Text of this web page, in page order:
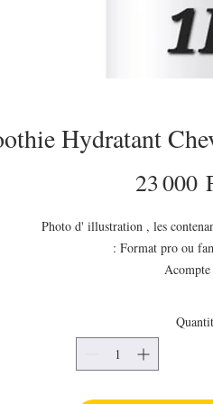
Hydratant
23 000
Photo d' illustration , les
: Format pro ou
avec un
🎉la gamme Afro &
Utilisable à partir de 1 mois, cette